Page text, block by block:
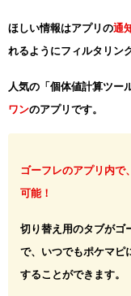
ほしい情報はアプリの通
れるようにフィルタリン
人気の「個体値計算ツー
ワンのアプリです。
ゴーフレのアプリ内で
可能！
切り替え用のタブがゴ
で、いつでもポケマピ
することができます。